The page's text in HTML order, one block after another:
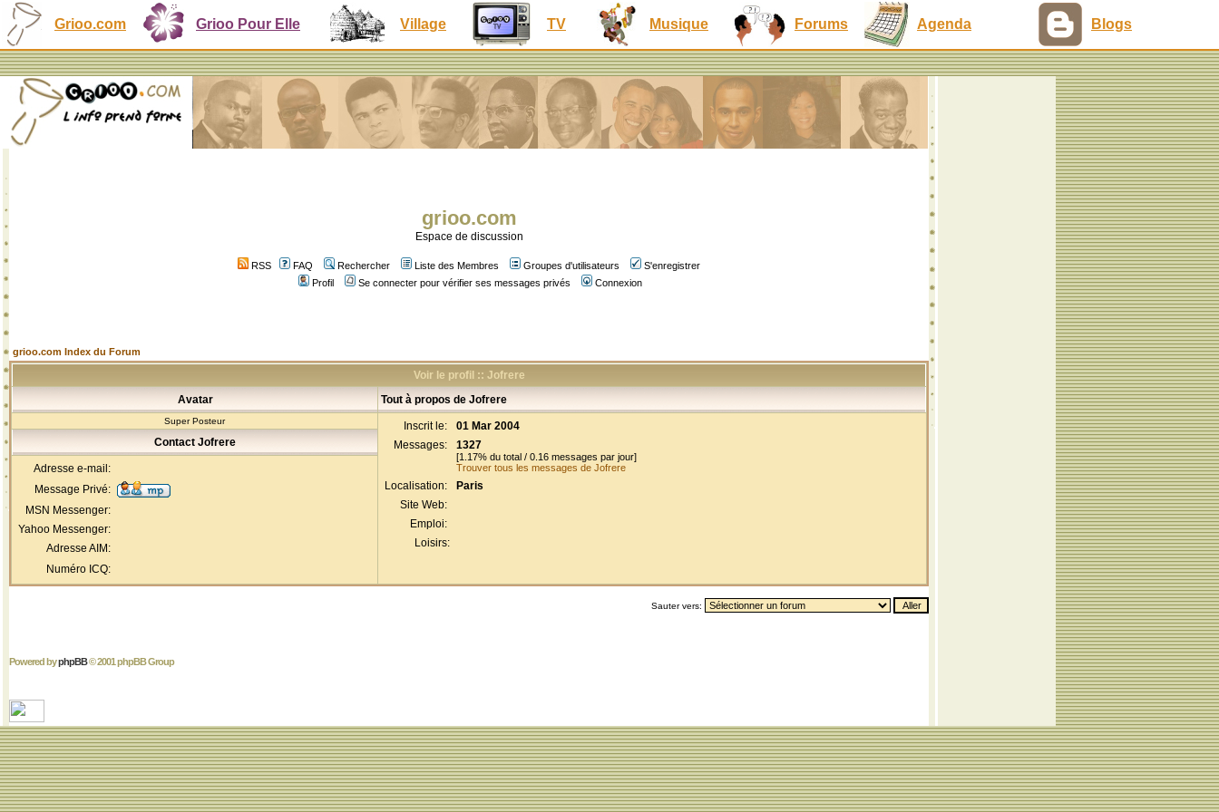
Grioo.com Grioo Pour Elle Village TV Musique Forums Agenda Blogs
grioo.com
Espace de discussion
RSS FAQ Rechercher Liste des Membres Groupes d'utilisateurs
S'enregistrer
Profil
Se connecter pour vérifier ses messages privés Connexion
grioo.com Index du Forum
Voir le profil :: Jofrere
Avatar
Tout à propos de Jofrere
Super Posteur Inscrit le:
01 Mar 2004
Messages:
1327
[1.17% du total / 0.16 messages par jour]
Trouver tous les messages de Jofrere
Localisation:
Paris
Site Web:
Emploi:
Loisirs:
Contact Jofrere
Adresse e-mail:
Message Privé:
MSN Messenger:
Yahoo Messenger:
Adresse AIM:
Numéro ICQ:
Sauter vers:
Powered byphpBB© 2001 phpBB Group